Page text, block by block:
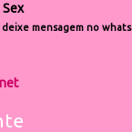
Sex
deixe mensagem no